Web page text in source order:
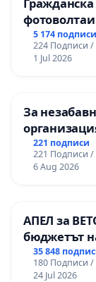
Радомир
5 174 подписи
224 Подписи /
1 Jul 2026
За
и
ОУ „Княз
221 подписи
221 Подписи /
6 Aug 2026
АПЕЛ за
бюджетът
правата ни
35 848
180 Подписи /
24 Jul 2026